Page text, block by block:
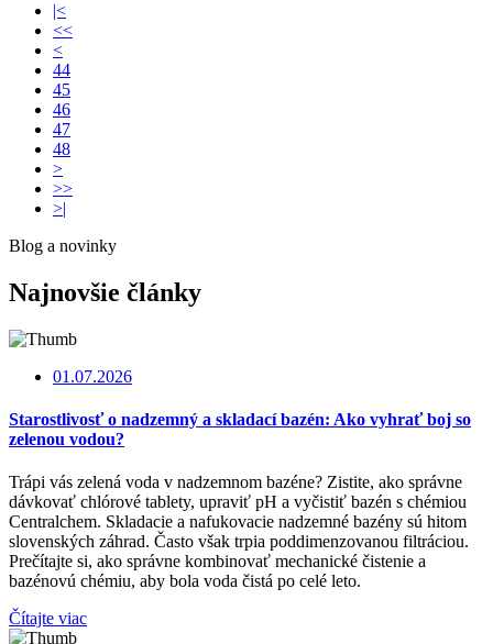
|<
<<
<
44
45
46
47
48
>
>>
>|
Blog a novinky
Najnovšie články
01.07.2026
Starostlivosť o nadzemný a skladací bazén: Ako vyhrať boj so
zelenou vodou?
Trápi vás zelená voda v nadzemnom bazéne? Zistite, ako správne
dávkovať chlórové tablety, upraviť pH a vyčistiť bazén s chémiou
Centralchem. Skladacie a nafukovacie nadzemné bazény sú hitom
slovenských záhrad. Často však trpia poddimenzovanou filtráciou.
Prečítajte si, ako správne kombinovať mechanické čistenie a
bazénovú chémiu, aby bola voda čistá po celé leto.
Čítajte viac